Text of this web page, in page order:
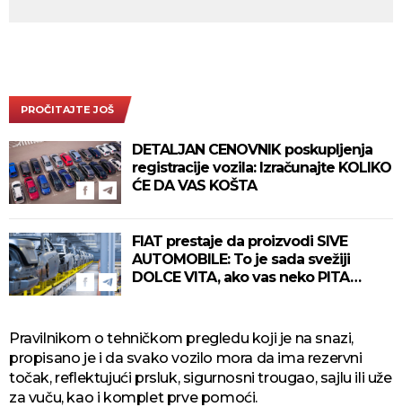
PROČITAJTE JOŠ
DETALJAN CENOVNIK poskupljenja
registracije vozila: Izračunajte KOLIKO
ĆE DA VAS KOŠTA
FIAT prestaje da proizvodi SIVE
AUTOMOBILE: To je sada svežiji
DOLCE VITA, ako vas neko PITA…
Pravilnikom o tehničkom pregledu koji je na snazi,
propisano je i da svako vozilo mora da ima rezervni
točak, reflektujući prsluk, sigurnosni trougao, sajlu ili uže
za vuču, kao i komplet prve pomoći.